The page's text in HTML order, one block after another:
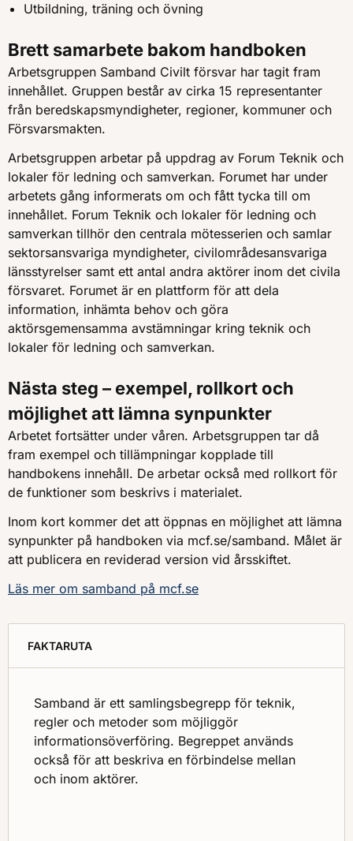
Utbildning, träning och övning
Brett samarbete bakom handboken
Arbetsgruppen Samband Civilt försvar har tagit fram
innehållet. Gruppen består av cirka 15 representanter
från beredskapsmyndigheter, regioner, kommuner och
Försvarsmakten.
Arbetsgruppen arbetar på uppdrag av Forum Teknik och
lokaler för ledning och samverkan. Forumet har under
arbetets gång informerats om och fått tycka till om
innehållet. Forum Teknik och lokaler för ledning och
samverkan tillhör den centrala mötesserien och samlar
sektorsansvariga myndigheter, civilområdesansvariga
länsstyrelser samt ett antal andra aktörer inom det civila
försvaret. Forumet är en plattform för att dela
information, inhämta behov och göra
aktörsgemensamma avstämningar kring teknik och
lokaler för ledning och samverkan.
Nästa steg – exempel, rollkort och
möjlighet att lämna synpunkter
Arbetet fortsätter under våren. Arbetsgruppen tar då
fram exempel och tillämpningar kopplade till
handbokens innehåll. De arbetar också med rollkort för
de funktioner som beskrivs i materialet.
Inom kort kommer det att öppnas en möjlighet att lämna
synpunkter på handboken via mcf.se/samband. Målet är
att publicera en reviderad version vid årsskiftet.
Läs mer om samband på mcf.se
FAKTARUTA
Samband är ett samlingsbegrepp för teknik,
regler och metoder som möjliggör
informationsöverföring. Begreppet används
också för att beskriva en förbindelse mellan
och inom aktörer.